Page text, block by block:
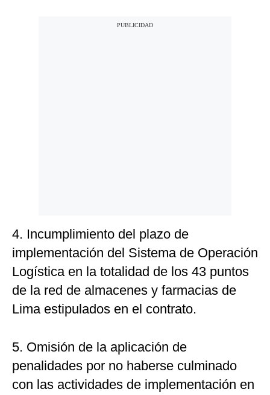
4. Incumplimiento del plazo de
implementación del Sistema de Operación
Logística en la totalidad de los 43 puntos
de la red de almacenes y farmacias de
Lima estipulados en el contrato.
5. Omisión de la aplicación de
penalidades por no haberse culminado
con las actividades de implementación en